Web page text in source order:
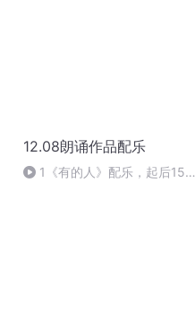
12.08朗诵作品配乐
1《有的人》配乐，起后15秒